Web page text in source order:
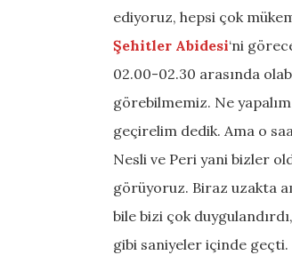
ediyoruz, hepsi çok
Şehitler Abidesi‘ni
02.00-02.30 arasında
görebilmemiz. Ne
geçirelim dedik. Ama o
Nesli ve Peri yani bizler
görüyoruz. Biraz uzakta
bile bizi çok
gibi saniyeler içinde geçti.